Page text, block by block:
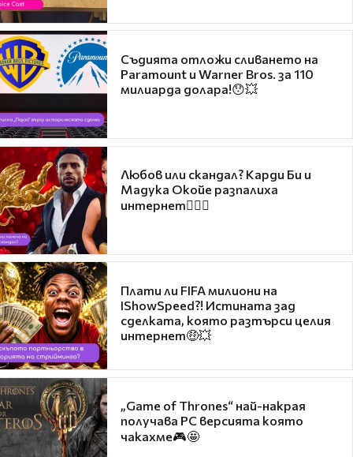
Съдията отложи сливането на
Paramount и Warner Bros. за 110
милиарда долара!😯💥
Любов или скандал? Карди Би и
Мадука Окойе разпалиха
интернет❤️‍🔥🔥
Плати ли FIFA милиони на
IShowSpeed?! Истината зад
сделката, която разтърси целия
интернет🤑💥
„Game of Thrones“ най-накрая
получава PC версията която
чакахме🎮🤩